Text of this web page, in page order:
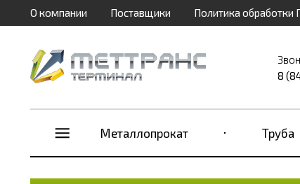
О компании Поставщики Политика обработки
8
Металлопрокат Труба